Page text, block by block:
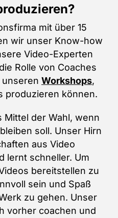
mit über 15
wir unser Know-how
Video-Experten
Rolle von Coaches
Workshops,
produzieren können.
Mittel der Wahl, wenn
soll. Unser Hirn
aus Video
lernt schneller. Um
bereitstellen zu
sein und Spaß
zu gehen. Unser
vorher coachen und